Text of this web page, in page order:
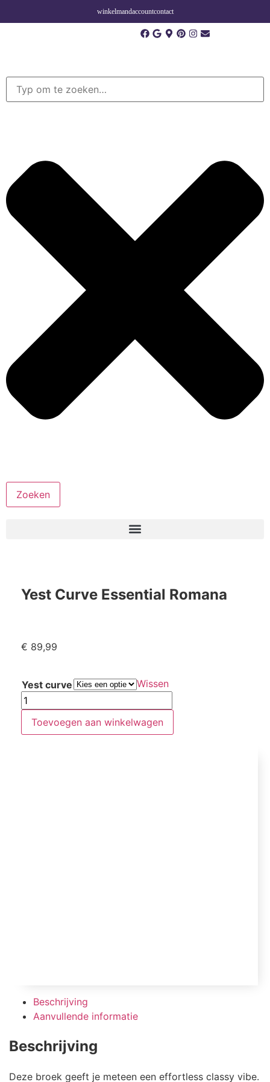
winkelmandaccountcontact
Zoeken
Yest Curve Essential Romana
€ 89,99
Yest curve Wissen
Toevoegen aan winkelwagen
Beschrijving
Aanvullende informatie
Beschrijving
Deze broek geeft je meteen een effortless classy vibe.